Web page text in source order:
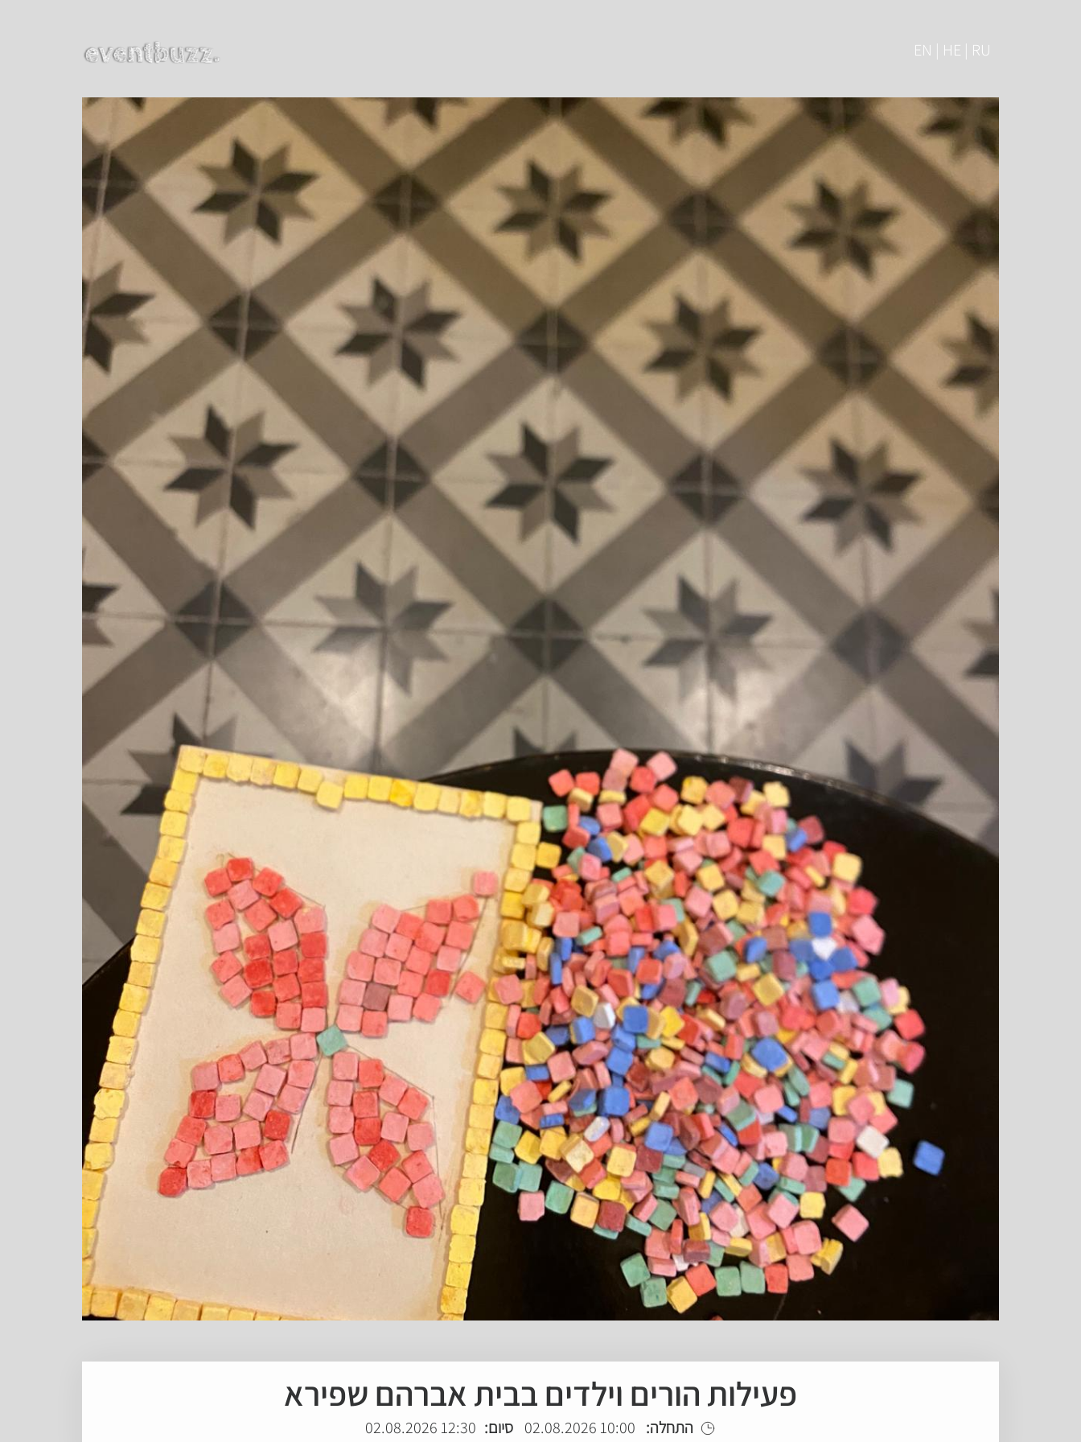
EN | HE | RU
פעילות הורים וילדים בבית אברהם שפירא
התחלה: 10:00 02.08.2026 סיום: 12:30 02.08.2026